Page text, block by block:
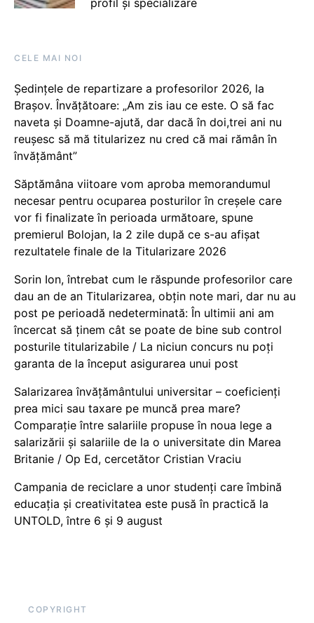
profil și specializare
CELE MAI NOI
Ședințele de repartizare a profesorilor 2026, la
Brașov. Învățătoare: „Am zis iau ce este. O să fac
naveta și Doamne-ajută, dar dacă în doi,trei ani nu
reușesc să mă titularizez nu cred că mai rămân în
învățământ”
Săptămâna viitoare vom aproba memorandumul
necesar pentru ocuparea posturilor în creșele care
vor fi finalizate în perioada următoare, spune
premierul Bolojan, la 2 zile după ce s-au afișat
rezultatele finale de la Titularizare 2026
Sorin Ion, întrebat cum le răspunde profesorilor care
dau an de an Titularizarea, obțin note mari, dar nu au
post pe perioadă nedeterminată: În ultimii ani am
încercat să ținem cât se poate de bine sub control
posturile titularizabile / La niciun concurs nu poți
garanta de la început asigurarea unui post
Salarizarea învățământului universitar – coeficienți
prea mici sau taxare pe muncă prea mare?
Comparație între salariile propuse în noua lege a
salarizării și salariile de la o universitate din Marea
Britanie / Op Ed, cercetător Cristian Vraciu
Campania de reciclare a unor studenți care îmbină
educația și creativitatea este pusă în practică la
UNTOLD, între 6 și 9 august
COPYRIGHT